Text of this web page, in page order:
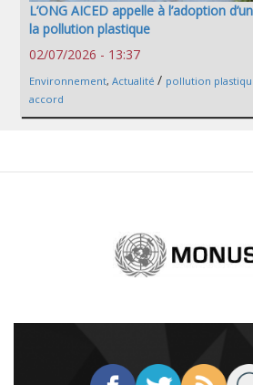
L’ONG AICED appelle à l’adoption
la pollution plastique
02/07/2026 - 13:37
Environnement, Actualité / pollution
accord